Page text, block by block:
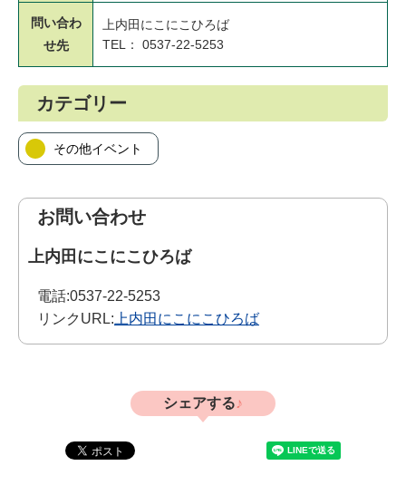
問い合わ
せ先
上内田にこにこひろば
TEL： 0537-22-5253
カテゴリー
その他イベント
お問い合わせ
上内田にこにこひろば
電話:0537-22-5253
リンクURL: 上内田にこにこひろば
シェアする